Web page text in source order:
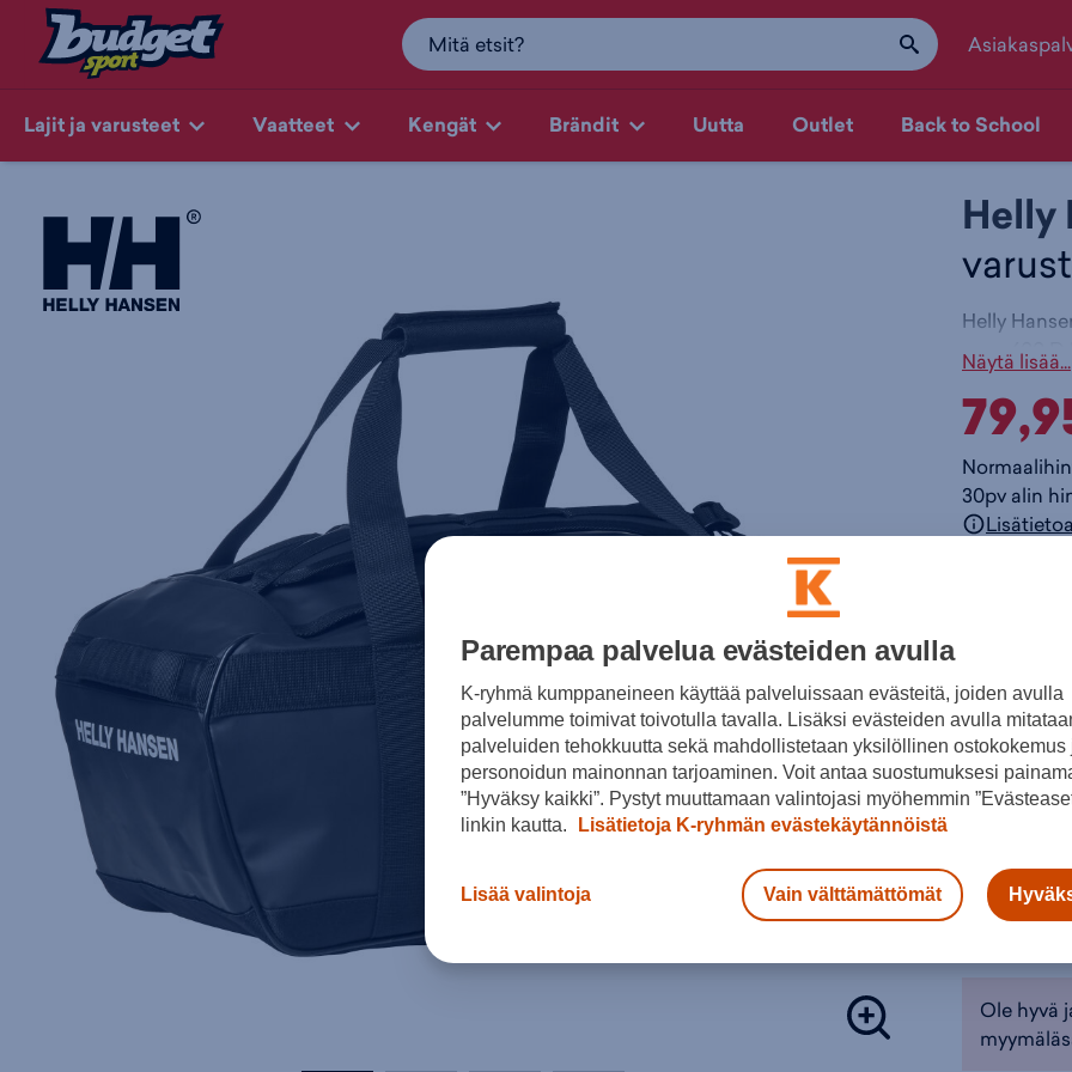
Lajit ja varusteet Vaatteet Kengät Brändit Uutta Outlet Back to School
Helly
Helly
600 D
PVC
tilava
YKK-
Materiaali:
Polyuretani
Väri: Musta(
Näytä lisää...
30pv alin
Lisätietoa
Musta
Valitse
ONES
Tarkista
Ole hyvä
Parempaa palvelua evästeiden avulla
K-ryhmä kumppaneineen käyttää palveluissaan evästeitä, joiden avulla
palvelumme toimivat toivotulla tavalla. Lisäksi evästeiden avulla
palveluiden tehokkuutta sekä mahdollistetaan yksilöllinen ostokokemus
personoidun mainonnan tarjoaminen. Voit antaa suostumuksesi
”Hyväksy kaikki”. Pystyt muuttamaan valintojasi myöhemmin
linkin kautta.
Lisätietoja K-ryhmän evästekäytännöistä
Lisää valintoja Vain välttämättömät